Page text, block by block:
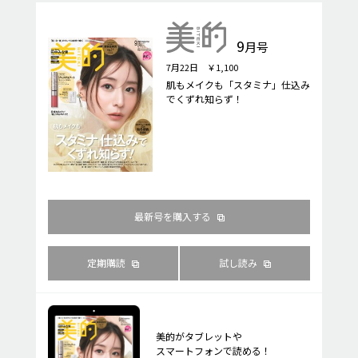
9月号
7月22日 ￥1,100
肌もメイクも「スタミナ」仕込み
でくずれ知らず！
最新号を購入する
定期購読 試し読み
美的がタブレットや
スマートフォンで読める！